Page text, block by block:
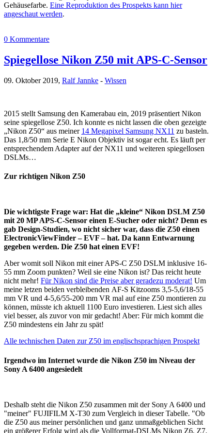
Gehäusefarbe. Eine Reproduktion des Prospekts kann hier
angeschaut werden.
0 Kommentare
Spiegellose Nikon Z50 mit APS-C-Sensor
09. Oktober 2019, Ralf Jannke - Wissen
2015 stellt Samsung den Kamerabau ein, 2019 präsentiert Nikon
seine spiegellose Z50. Ich konnte es nicht lassen die oben gezeigte
„Nikon Z50“ aus meiner 14 Megapixel Samsung NX11 zu basteln.
Das 1,8/50 mm Serie E Nikon Objektiv ist sogar echt. Es läuft per
entsprechendem Adapter auf der NX11 und weiteren spiegellosen
DSLMs…
Zur richtigen Nikon Z50
Die wichtigste Frage war: Hat die „kleine“ Nikon DSLM Z50
mit 20 MP APS-C-Sensor einen E-Sucher oder nicht? Denn es
gab Design-Studien, wo nicht sicher war, dass die Z50 einen
ElectronicViewFinder – EVF – hat. Da kann Entwarnung
gegeben werden. Die Z50 hat einen EVF!
Aber womit soll Nikon mit einer APS-C Z50 DSLM inklusive 16-
55 mm Zoom punkten? Weil sie eine Nikon ist? Das reicht heute
nicht mehr! Für Nikon sind die Preise aber geradezu moderat! Um
meine letzen beiden verbleibenden AF-S Kitzooms 3,5-5,6/18-55
mm VR und 4-5,6/55-200 mm VR mal auf eine Z50 montieren zu
können, müsste ich aktuell 1100 Euro investieren. Liest sich alles
viel besser, als zuvor von mir gedacht! Aber: Für mich kommt die
Z50 mindestens ein Jahr zu spät!
Alle technischen Daten zur Z50 im englischsprachigen Prospekt
Irgendwo im Internet wurde die Nikon Z50 im Niveau der
Sony A 6400 angesiedelt
Deshalb steht die Nikon Z50 zusammen mit der Sony A 6400 und
"meiner" FUJIFILM X-T30 zum Vergleich in dieser Tabelle. "Ob
die Z50 aus meiner persönlichen und ganz unmaßgeblichen Sicht
ein größerer Erfolg wird als die Vollformat-DSLMs Nikon Z6, Z7,